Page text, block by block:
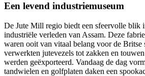
Een levend industriemuseum
De Jute Mill regio biedt een sfeervolle blik
industriële verleden van Assam. Deze
waren ooit van vitaal belang voor de Britse
verwerkten jutevezels tot zakken en
werden geëxporteerd. Vandaag de dag
tandwielen en golfplaten daken een